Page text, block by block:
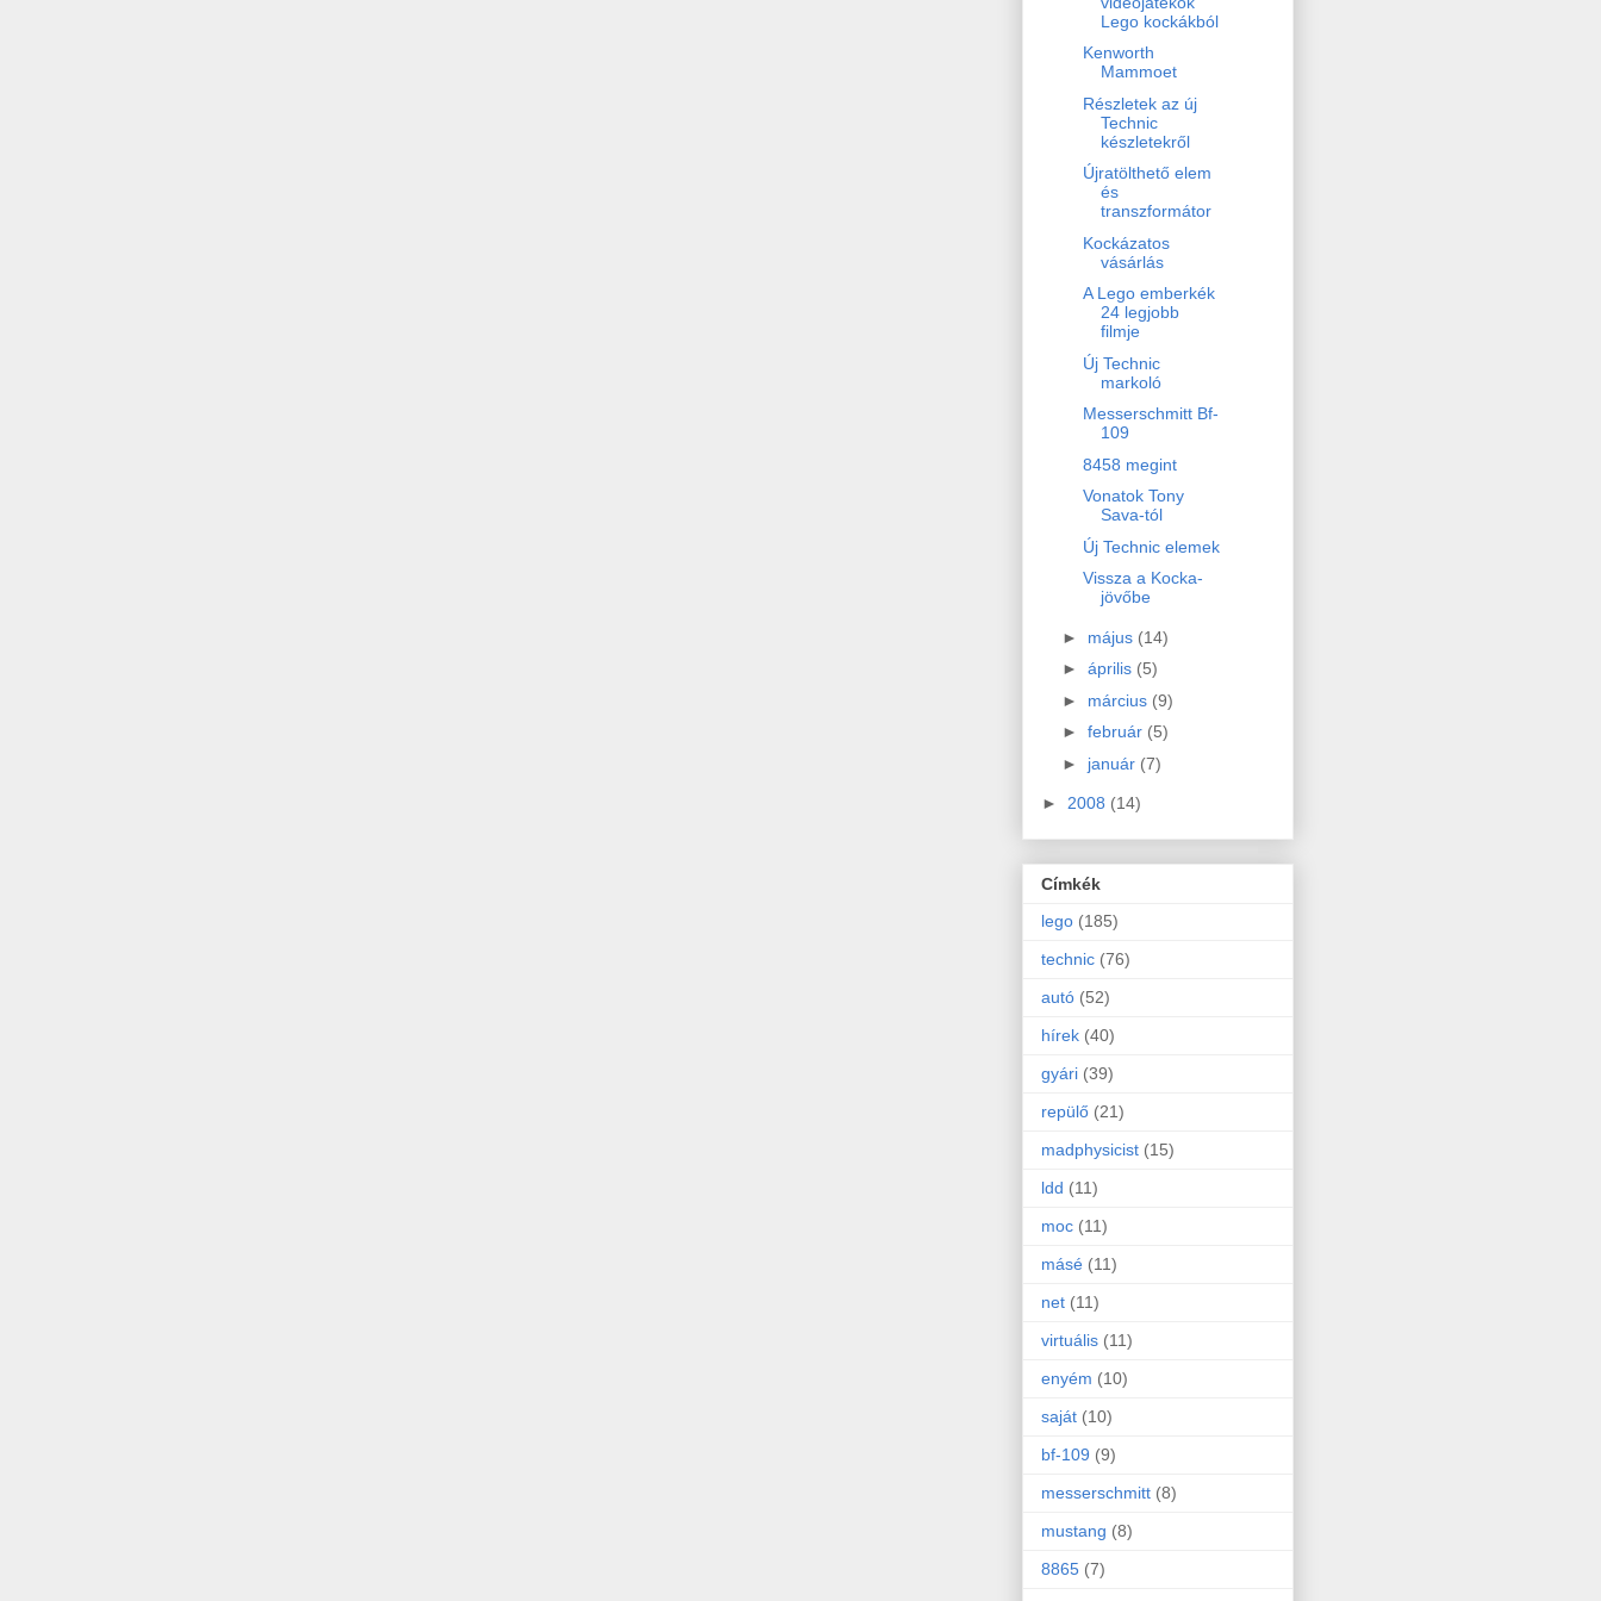
Lego kockákból
Kenworth
Mammoet
Részletek az új
Technic
készletekről
Újratölthető elem
és
transzformátor
Kockázatos
vásárlás
A Lego emberkék
24 legjobb
filmje
Új Technic
markoló
Messerschmitt Bf-
109
8458 megint
Vonatok Tony
Sava-tól
Új Technic elemek
Vissza a Kocka-
jövőbe
► május (14)
► április (5)
► március (9)
► február (5)
► január (7)
► 2008 (14)
Címkék
lego (185)
technic (76)
autó (52)
hírek (40)
gyári (39)
repülő (21)
madphysicist (15)
ldd (11)
moc (11)
másé (11)
net (11)
virtuális (11)
enyém (10)
saját (10)
bf-109 (9)
messerschmitt (8)
mustang (8)
8865 (7)